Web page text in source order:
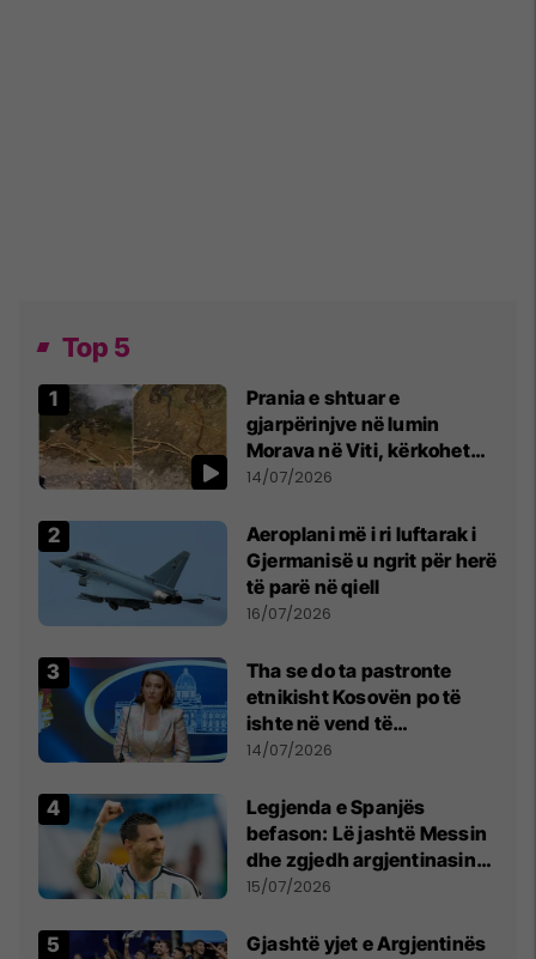
Top 5
Prania e shtuar e
gjarpërinjve në lumin
Morava në Viti, kërkohet
kujdes nga qytetarët
14/07/2026
Aeroplani më i ri luftarak i
Gjermanisë u ngrit për herë
të parë në qiell
16/07/2026
Tha se do ta pastronte
etnikisht Kosovën po të
ishte në vend të
Millosheviqit, Lëvizja e
kërkon shkarkimin e
menjëhershëm të
Snezhana Paunoviq
14/07/2026
Legjenda e Spanjës
befason: Lë jashtë Messin
dhe zgjedh argjentinasin
më të mirë në botë
15/07/2026
Gjashtë yjet e Argjentinës